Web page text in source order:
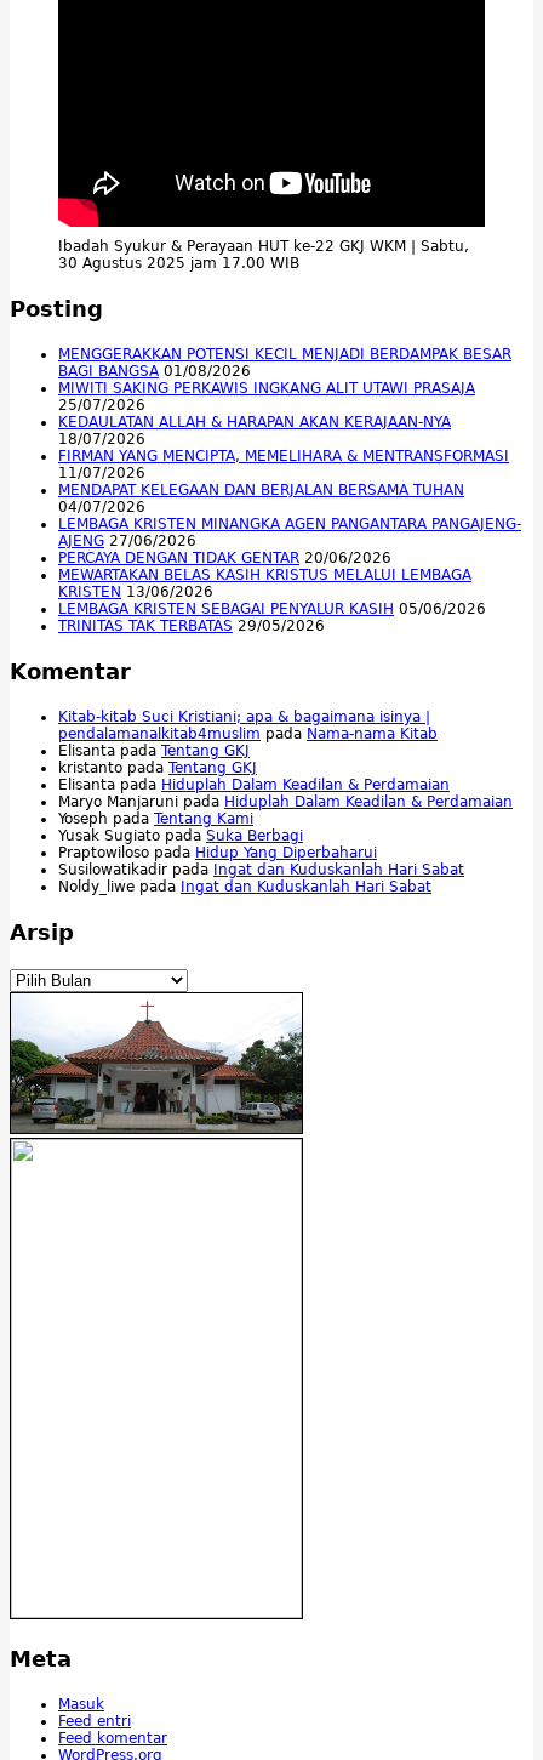
Ibadah Syukur & Perayaan HUT ke-22 GKJ WKM | Sabtu,
30 Agustus 2025 jam 17.00 WIB
Posting
MENGGERAKKAN POTENSI KECIL MENJADI BERDAMPAK BESAR
BAGI BANGSA 01/08/2026
MIWITI SAKING PERKAWIS INGKANG ALIT UTAWI PRASAJA
25/07/2026
KEDAULATAN ALLAH & HARAPAN AKAN KERAJAAN-NYA
18/07/2026
FIRMAN YANG MENCIPTA, MEMELIHARA & MENTRANSFORMASI
11/07/2026
MENDAPAT KELEGAAN DAN BERJALAN BERSAMA TUHAN
04/07/2026
LEMBAGA KRISTEN MINANGKA AGEN PANGANTARA PANGAJENG-
AJENG 27/06/2026
PERCAYA DENGAN TIDAK GENTAR 20/06/2026
MEWARTAKAN BELAS KASIH KRISTUS MELALUI LEMBAGA
KRISTEN 13/06/2026
LEMBAGA KRISTEN SEBAGAI PENYALUR KASIH 05/06/2026
TRINITAS TAK TERBATAS 29/05/2026
Komentar
Kitab-kitab Suci Kristiani; apa & bagaimana isinya |
pendalamanalkitab4muslim pada Nama-nama Kitab
Elisanta pada Tentang GKJ
kristanto pada Tentang GKJ
Elisanta pada Hiduplah Dalam Keadilan & Perdamaian
Maryo Manjaruni pada Hiduplah Dalam Keadilan & Perdamaian
Yoseph pada Tentang Kami
Yusak Sugiato pada Suka Berbagi
Praptowiloso pada Hidup Yang Diperbaharui
Susilowatikadir pada Ingat dan Kuduskanlah Hari Sabat
Noldy_liwe pada Ingat dan Kuduskanlah Hari Sabat
Arsip
Arsip
Meta
Masuk
Feed entri
Feed komentar
WordPress.org